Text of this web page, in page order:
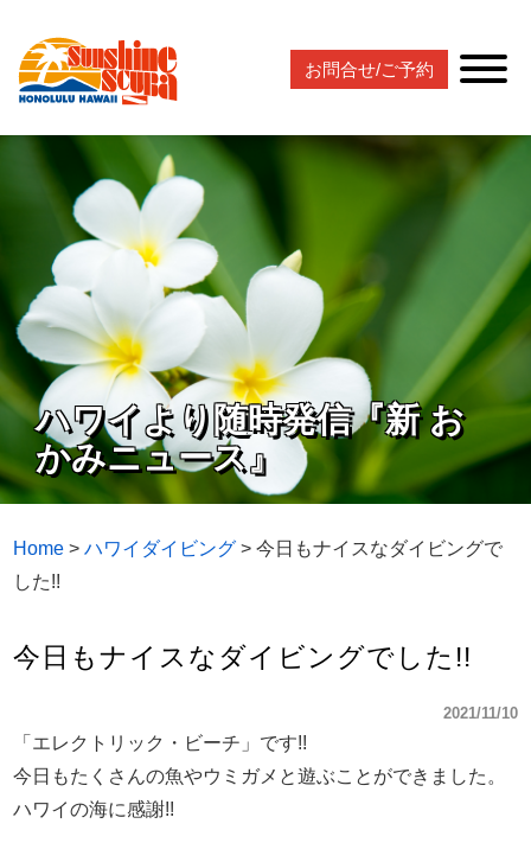
お問合せ/ご予約
ハワイより随時発信『新 お
かみニュース』
Home >ハワイダイビング >今日もナイスなダイビングで
した!!
今日もナイスなダイビングでした!!
2021/11/10
「エレクトリック・ビーチ」です!!
今日もたくさんの魚やウミガメと遊ぶことができました。
ハワイの海に感謝!!